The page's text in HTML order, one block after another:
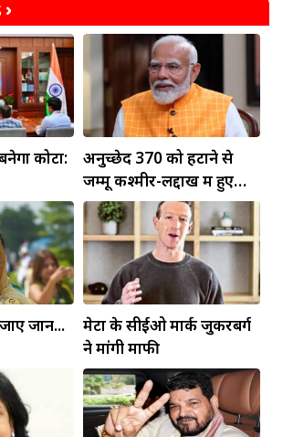
कोटा:
अनुच्छेद 370 को हटाने से
जम्मू कश्मीर-लद्दाख में हुए
व्यापक बदलाव: PM मोदी
जान...
मेटा के सीईओ मार्क जुकरबर्ग
ने मांगी माफी